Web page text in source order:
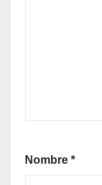
Nombre *